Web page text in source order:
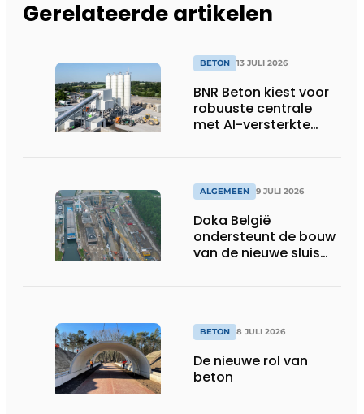
Gerelateerde artikelen
BETON 13 JULI 2026
BNR Beton kiest voor
robuuste centrale
met AI-versterkte
ALGEMEEN 9 JULI 2026
Doka België
ondersteunt de bouw
van de nieuwe sluis
BETON 8 JULI 2026
De nieuwe rol van
beton